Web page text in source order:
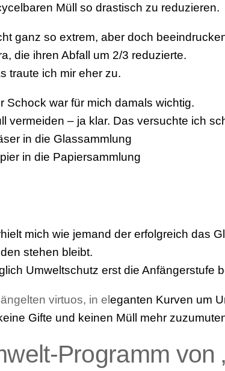
Müll so drastisch zu reduzieren.
ganz so extrem, aber doch
die ihren Abfall um 2/3 reduzierte.
traute ich mir eher zu.
Schock war für mich damals wichtig.
vermeiden – ja klar. Das versuchte ich
in die Glassammlung
in die Papiersammlung
mich wie jemand der erfolgreich das
stehen bleibt.
Umweltschutz erst die Anfängerstufe
virtuos, in el eganten Kurven um
Gifte und keinen Müll mehr
Programm von